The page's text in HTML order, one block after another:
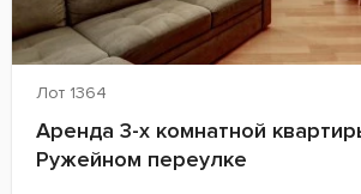
Лот 1364
Аренда 3-х комнатной
Ружейном переулке